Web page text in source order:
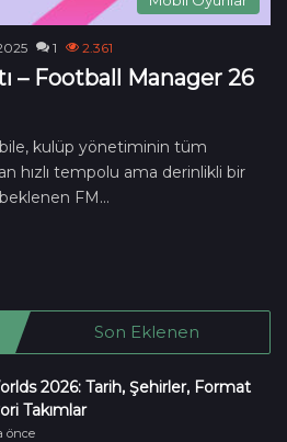
1 2.361
– Football Manager 26
kulüp yönetiminin tüm
hızlı tempolu ama derinlikli bir
FM…
Son Eklenen
2026: Tarih, Şehirler, Format
Takımlar
önce